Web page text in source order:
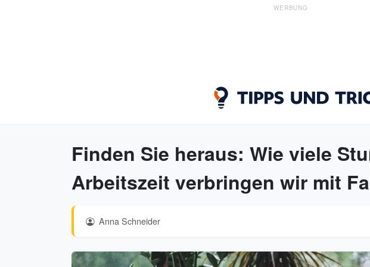
WERBUNG
Finden Sie heraus: Wie viele
Arbeitszeit verbringen wir mit
Anna Schneider